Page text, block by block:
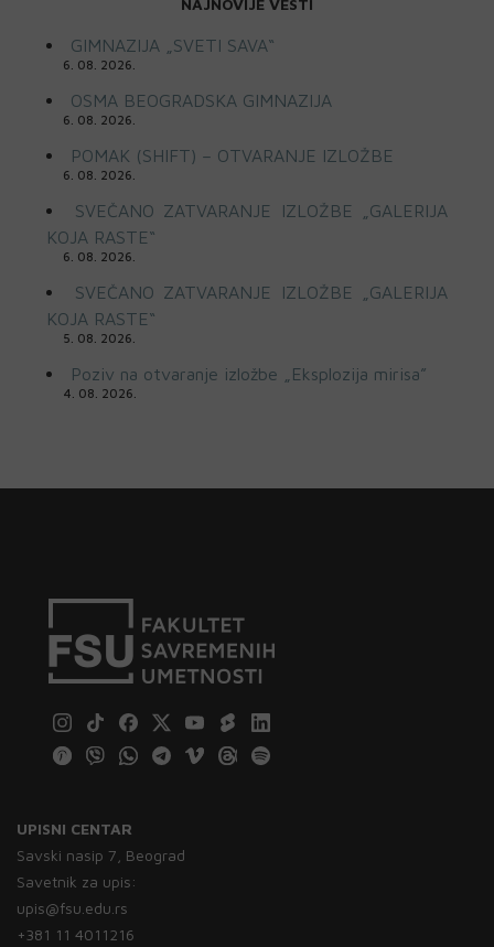
GIMNAZIJA „SVETI SAVA“
6. 08. 2026.
OSMA BEOGRADSKA GIMNAZIJA
6. 08. 2026.
POMAK (SHIFT) – OTVARANJE IZLOŽBE
6. 08. 2026.
SVEČANO ZATVARANJE IZLOŽBE „GALERIJA
KOJA RASTE“
6. 08. 2026.
SVEČANO ZATVARANJE IZLOŽBE „GALERIJA
KOJA RASTE“
5. 08. 2026.
Poziv na otvaranje izložbe „Eksplozija mirisa”
4. 08. 2026.
UPISNI CENTAR
Savski nasip 7, Beograd
Savetnik za upis:
upis@fsu.edu.rs
+381 11 4011216